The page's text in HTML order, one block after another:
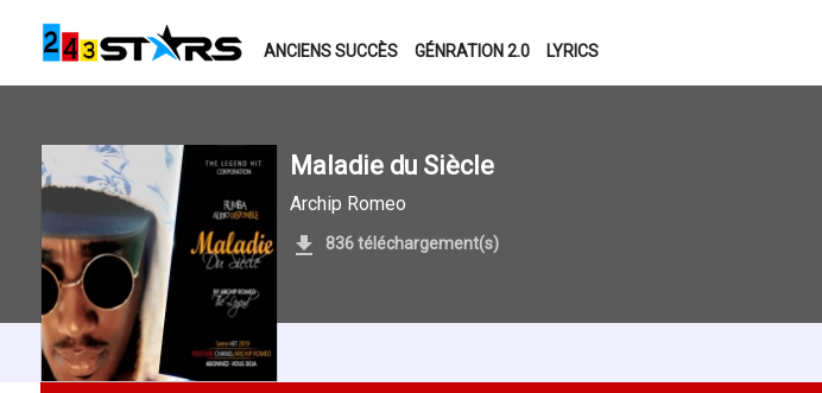
ANCIENS SUCCÈS GÉNRATION 2.0 LYRICS
Maladie du Siècle
Archip Romeo
836 téléchargement(s)